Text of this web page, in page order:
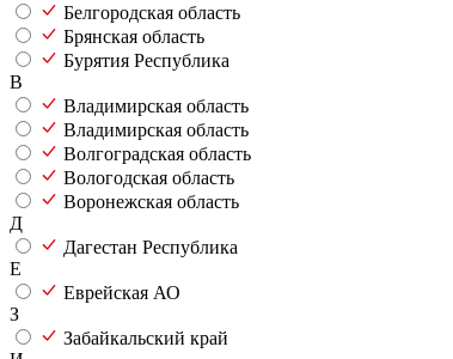
Белгородская область
Брянская область
Бурятия Республика
В
Владимирская область
Владимирская область
Волгоградская область
Вологодская область
Воронежская область
Д
Дагестан Республика
Е
Еврейская АО
З
Забайкальский край